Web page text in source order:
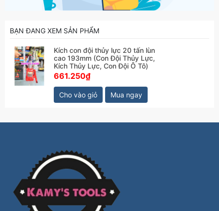
BẠN ĐANG XEM SẢN PHẨM
Kích con đội thủy lực 20 tấn lùn
cao 193mm (Con Đội Thủy Lực,
Kích Thủy Lực, Con Đội Ô Tô)
661.250₫
Cho vào giỏ Mua ngay